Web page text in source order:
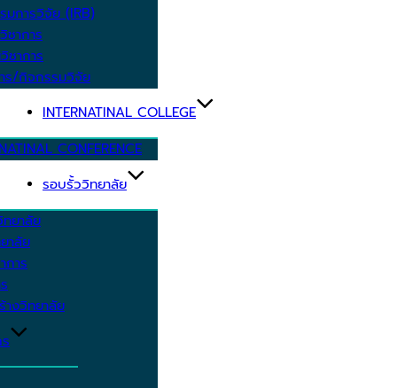
มการวิจัย (IRB)
ชาการ
ชาการ
ร/กิจกรรมวิจัย
INTERNATINAL COLLEGE
CONFERENCE
รอบรั้ววิทยาลัย
ทยาลัย
าลัย
การ
างวิทยาลัย